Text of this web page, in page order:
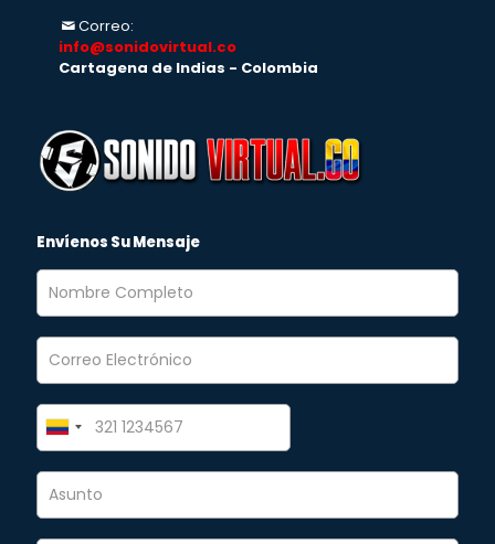
Correo:
info@sonidovirtual.co
Cartagena de Indias - Colombia
Envíenos Su Mensaje